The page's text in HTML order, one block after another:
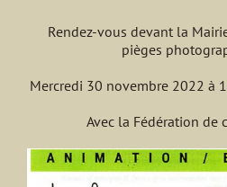
Rendez-vous devant la
pièges
Mercredi 30 novembre 2022 à
Avec la Fédération de